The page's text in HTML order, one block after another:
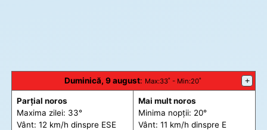
Duminică, 9 august: Max:33˚ - Min:20˚ +
Parțial noros
Maxima zilei: 33°
Vânt: 12 km/h dinspre ESE
Mai mult noros
Minima nopții: 20°
Vânt: 11 km/h dinspre E